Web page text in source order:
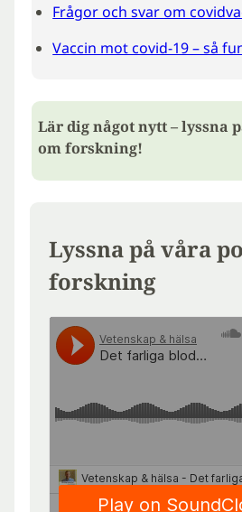
Frågor och svar om
Vaccin mot covid-19 – så
Lär dig något nytt – lyssna
om forskning!
Lyssna på våra
forskning